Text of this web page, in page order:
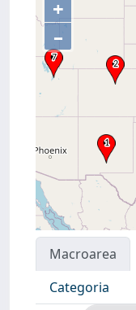
+
–
Macroarea
Categoria